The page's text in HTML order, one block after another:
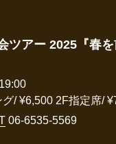
ツアー 2025『春を
19:00
/ ¥6,500 2F指定席/
06-6535-5569